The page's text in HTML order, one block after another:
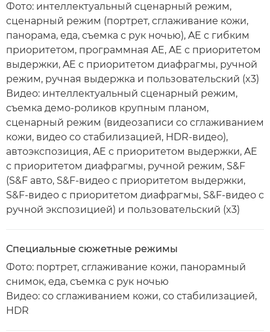
Фото: интеллектуальный сценарный режим,
сценарный режим (портрет, сглаживание кожи,
панорама, еда, съемка с рук ночью), AE с гибким
приоритетом, программная AE, AE с приоритетом
выдержки, AE с приоритетом диафрагмы, ручной
режим, ручная выдержка и пользовательский (x3)
Видео: интеллектуальный сценарный режим,
съемка демо-роликов крупным планом,
сценарный режим (видеозаписи со сглаживанием
кожи, видео со стабилизацией, HDR-видео),
автоэкспозиция, AE с приоритетом выдержки, AE
с приоритетом диафрагмы, ручной режим, S&F
(S&F авто, S&F-видео с приоритетом выдержки,
S&F-видео с приоритетом диафрагмы, S&F-видео с
ручной экспозицией) и пользовательский (x3)
Специальные сюжетные режимы
Фото: портрет, сглаживание кожи, панорамный
снимок, еда, съемка с рук ночью
Видео: со сглаживанием кожи, со стабилизацией,
HDR